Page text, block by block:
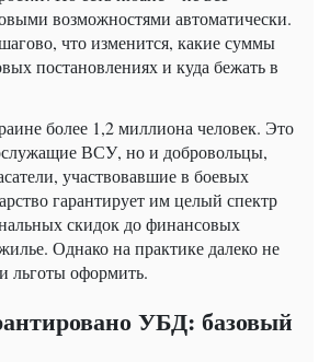
возможностями автоматически.
что изменится, какие суммы
постановлениях и куда бежать в
более 1,2 миллиона человек. Это
ВСУ, но и добровольцы,
участвовавшие в боевых
гарантирует им целый спектр
скидок до финансовых
Однако на практике далеко не
льготы оформить.
УБД: базовый